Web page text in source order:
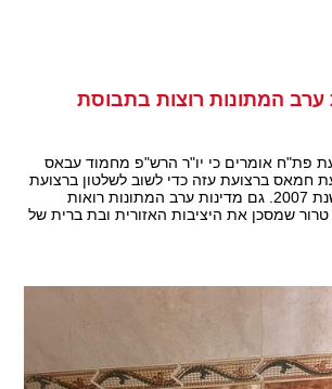
ערב המתונות רוצות בתבוסת
פת"ח אומרים כי יו"ר הרש"פ מחמוד עבאס
חמאס ברצועת עזה כדי לשוב לשלטון ברצועת
עזה שממנה גורש בשנת 2007. גם מדינות ערב המתונות רואות
שמסכן את היציבות האזורית ובת ברית של